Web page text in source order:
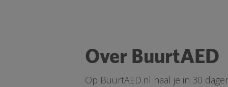
Over BuurtAED
Op BuurtAED.nl haal je in 30